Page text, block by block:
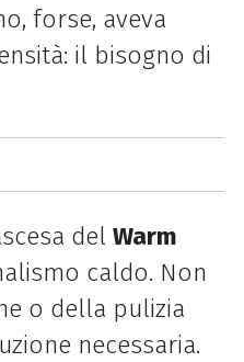
forse, aveva
il bisogno di
del Warm
caldo. Non
o della pulizia
necessaria.